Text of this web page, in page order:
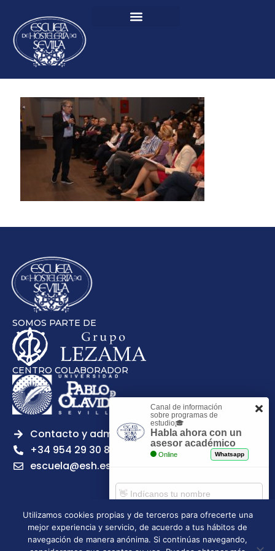
SOMOS PARTE DE
CENTRO COLABORADOR
Contacto y admisiones
+34 954 29 30 81
escuela@esh.es
Aviso legal Política de Privacidad
Política de Cookies
Utilizamos cookies propias y de terceros para ofrecerte una
mejor experiencia y servicio, de acuerdo a tus hábitos de
navegación de manera anónima. Si continúas navegando,
Canal de información
sobre programas de
estudio🎓
Habla ahora con un
asesor académico
Online Whatsapp
Comenzar chat